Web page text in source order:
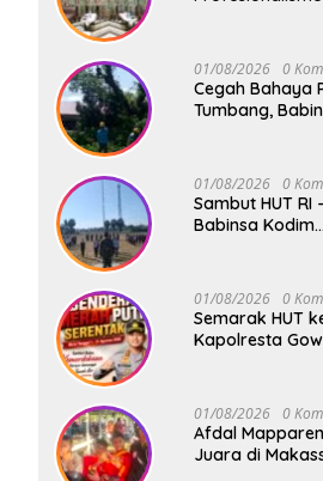
Pangdivif 3/
01/08/2026 0
Cegah Bahaya
Tumbang,
Bakti Pangkas
Pohon Bersama
Bonto Baddo
01/08/2026 0
Sambut HUT RI
Babinsa Kodim
Kedisiplinan
Paskibraka
Bontonompo
01/08/2026 0
Semarak HUT
Kapolresta
01/08/2026 0
Afdal
Juara di